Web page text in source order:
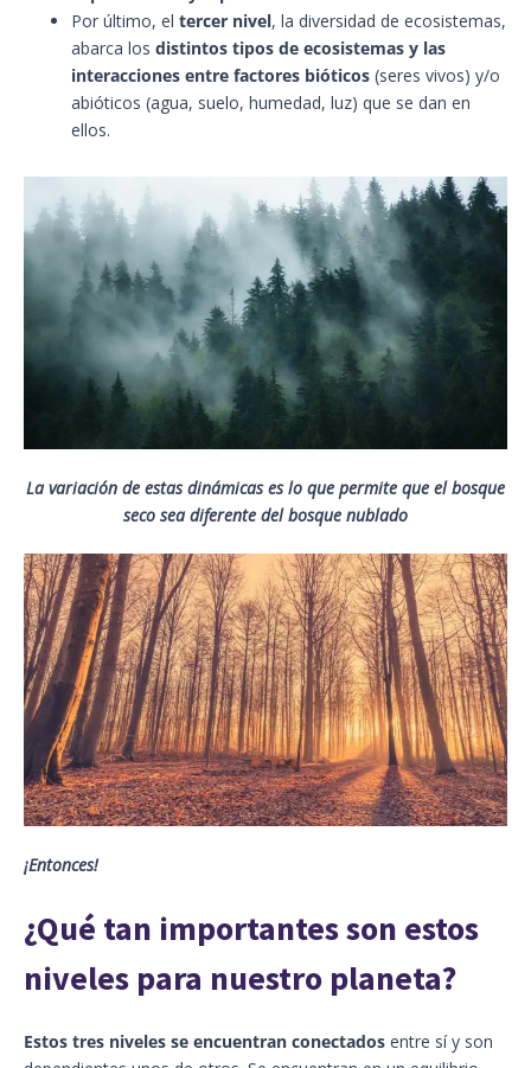
Por último, el tercer nivel, la diversidad de ecosistemas,
abarca los distintos tipos de ecosistemas y las
interacciones entre factores bióticos (seres vivos) y/o
abióticos (agua, suelo, humedad, luz) que se dan en
ellos.
La variación de estas dinámicas es lo que permite que el bosque
seco sea diferente del bosque nublado
¡Entonces!
¿Qué tan importantes son estos
niveles para nuestro planeta?
Estos tres niveles se encuentran conectados entre sí y son